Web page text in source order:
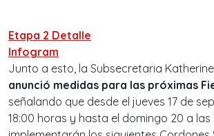
Etapa 2 Detalle
Infogram
Junto a esto, la Subsecretaria
anunció medidas para las próximas
señalando que desde el jueves 17 de
18:00 horas y hasta el domingo 20 a las